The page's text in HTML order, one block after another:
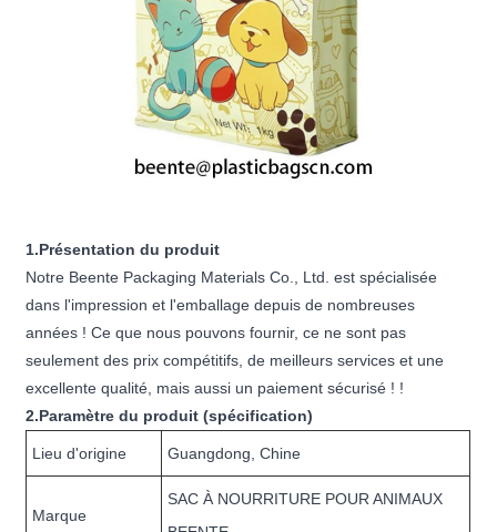
1.Présentation du produit
Notre Beente Packaging Materials Co., Ltd. est spécialisée
dans l'impression et l'emballage depuis de nombreuses
années ! Ce que nous pouvons fournir, ce ne sont pas
seulement des prix compétitifs, de meilleurs services et une
excellente qualité, mais aussi un paiement sécurisé ! !
2.Paramètre du produit (spécification)
Lieu d'origine Guangdong, Chine
Marque
SAC À NOURRITURE POUR ANIMAUX